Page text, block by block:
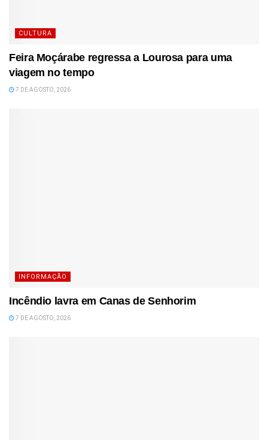
CULTURA
Feira Moçárabe regressa a Lourosa para uma
viagem no tempo
7 DE AGOSTO, 2026
INFORMAÇÃO
Incêndio lavra em Canas de Senhorim
7 DE AGOSTO, 2026